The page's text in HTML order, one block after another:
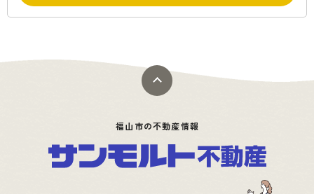
福山市の不動産情報